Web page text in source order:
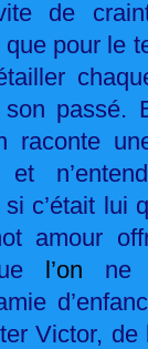
de
pour le
passé.
raconte
c’était lui
amour
l’on ne
Victor, de